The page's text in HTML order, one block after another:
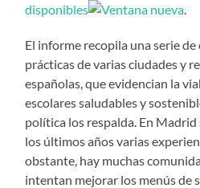
disponibles
.
El informe recopila una serie
prácticas de varias ciudades y
españolas, que evidencian la
escolares saludables y
política los respalda. En
los últimos años varias
obstante, hay muchas
intentan mejorar los menús de